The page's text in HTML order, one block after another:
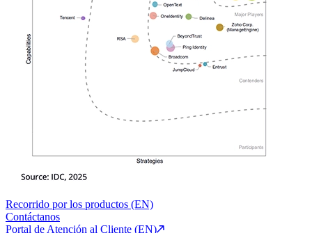
Recorrido por los productos (EN)
Contáctanos
Portal de Atención al Cliente (EN)